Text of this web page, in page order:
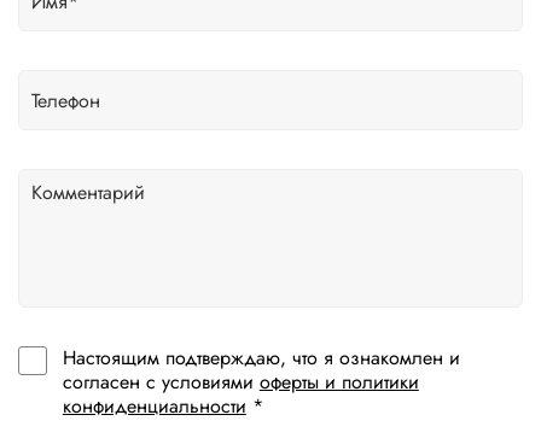
Настоящим подтверждаю, что я ознакомлен и
согласен с условиями оферты и политики
конфиденциальности *